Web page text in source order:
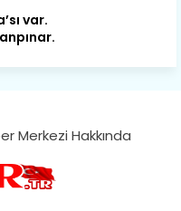
Tarih
çok
genç
Merkezi Hakkında